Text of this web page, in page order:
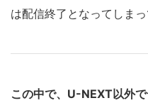
は配信終了となってしまっ
この中で、U-NEXT以外